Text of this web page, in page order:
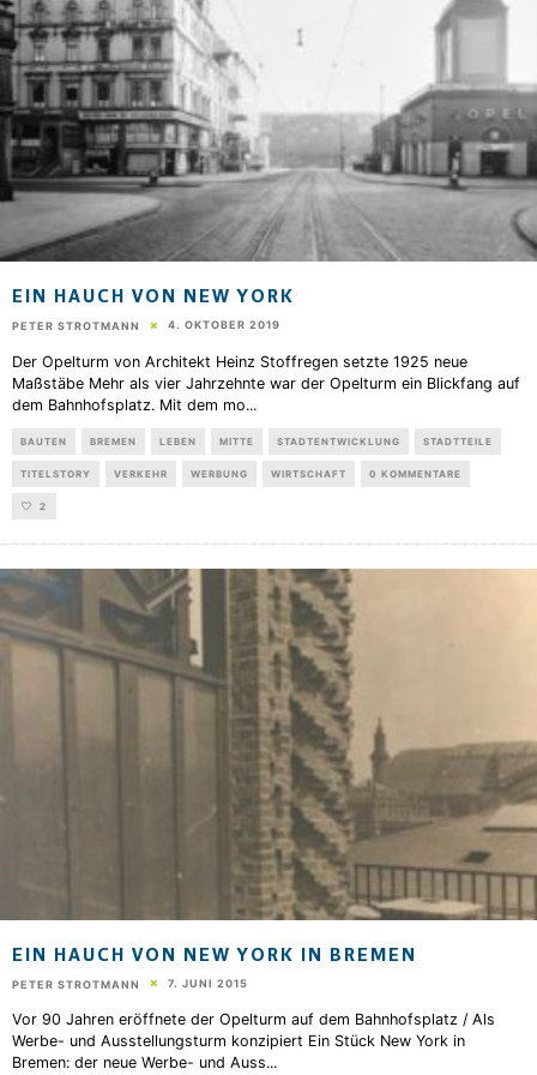
EIN HAUCH VON NEW YORK
PETER STROTMANN 4. OKTOBER 2019
Der Opelturm von Architekt Heinz Stoffregen setzte 1925 neue
Maßstäbe Mehr als vier Jahrzehnte war der Opelturm ein Blickfang auf
dem Bahnhofsplatz. Mit dem mo...
BAUTEN BREMEN LEBEN MITTE STADTENTWICKLUNG STADTTEILE
TITELSTORY VERKEHR WERBUNG WIRTSCHAFT 0 KOMMENTARE
2
EIN HAUCH VON NEW YORK IN BREMEN
PETER STROTMANN 7. JUNI 2015
Vor 90 Jahren eröffnete der Opelturm auf dem Bahnhofsplatz / Als
Werbe- und Ausstellungsturm konzipiert Ein Stück New York in
Bremen: der neue Werbe- und Auss...